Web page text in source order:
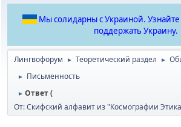
Мы солидарны с Украиной. Узнайте
поддержать Украину.
Лингвофорум ► Теоретический раздел ►
► Письменность
► Ответ (
От: Скифский алфавит из "Космографии